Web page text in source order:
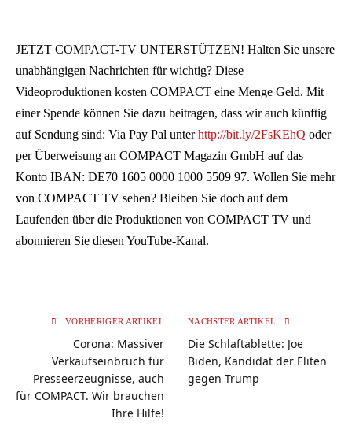
JETZT COMPACT-TV UNTERSTÜTZEN! Halten Sie unsere
unabhängigen Nachrichten für wichtig? Diese
Videoproduktionen kosten COMPACT eine Menge Geld. Mit
einer Spende können Sie dazu beitragen, dass wir auch künftig
auf Sendung sind: Via Pay Pal unterhttp://bit.ly/2FsKEhQ oder
per Überweisung an COMPACT Magazin GmbH auf das
Konto IBAN: DE70 1605 0000 1000 5509 97. Wollen Sie mehr
von COMPACT TV sehen? Bleiben Sie doch auf dem
Laufenden über die Produktionen von COMPACT TV und
abonnieren Sie diesen YouTube-Kanal.
VORHERIGER ARTIKEL
Corona: Massiver
Verkaufseinbruch für
Presseerzeugnisse, auch
für COMPACT. Wir brauchen
Ihre Hilfe!
NÄCHSTER ARTIKEL
Die Schlaftablette: Joe
Biden, Kandidat der Eliten
gegen Trump